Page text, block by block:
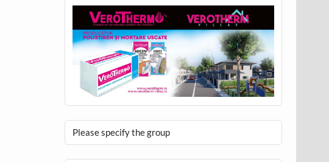
Please specify the group